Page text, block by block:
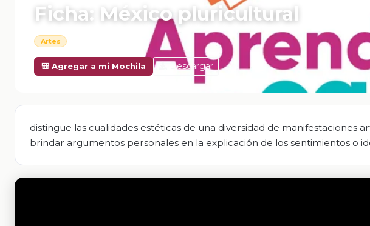
Ficha: México pluricultural
Artes
🎒 Agregar a mi Mochila Descargar
distingue las cualidades estéticas de una diversidad de manifestaciones
brindar argumentos personales en la explicación de los sentimientos o